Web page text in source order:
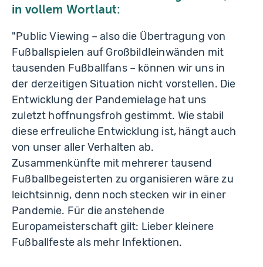
in vollem Wortlaut:
"Public Viewing – also die Übertragung von
Fußballspielen auf Großbildleinwänden mit
tausenden Fußballfans – können wir uns in
der derzeitigen Situation nicht vorstellen. Die
Entwicklung der Pandemielage hat uns
zuletzt hoffnungsfroh gestimmt. Wie stabil
diese erfreuliche Entwicklung ist, hängt auch
von unser aller Verhalten ab.
Zusammenkünfte mit mehrerer tausend
Fußballbegeisterten zu organisieren wäre zu
leichtsinnig, denn noch stecken wir in einer
Pandemie. Für die anstehende
Europameisterschaft gilt: Lieber kleinere
Fußballfeste als mehr Infektionen.